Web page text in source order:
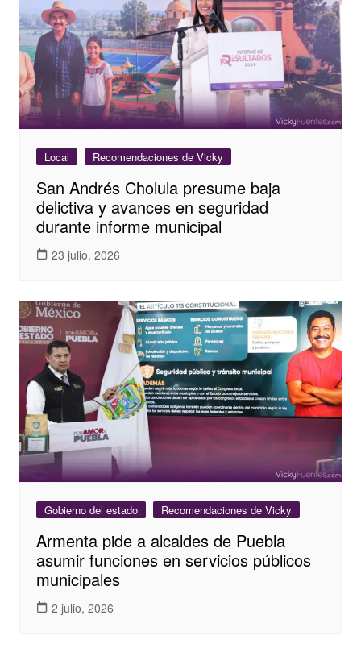
Local Recomendaciones de Vicky
San Andrés Cholula presume baja
delictiva y avances en seguridad
durante informe municipal
23 julio, 2026
Gobierno del estado Recomendaciones de Vicky
Armenta pide a alcaldes de Puebla
asumir funciones en servicios públicos
municipales
2 julio, 2026